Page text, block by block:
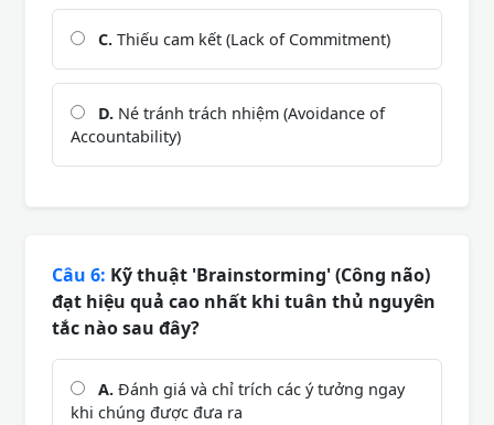
C. Thiếu cam kết (Lack of Commitment)
D. Né tránh trách nhiệm (Avoidance of
Accountability)
Câu 6: Kỹ thuật 'Brainstorming' (Công não)
đạt hiệu quả cao nhất khi tuân thủ nguyên
tắc nào sau đây?
A. Đánh giá và chỉ trích các ý tưởng ngay
khi chúng được đưa ra